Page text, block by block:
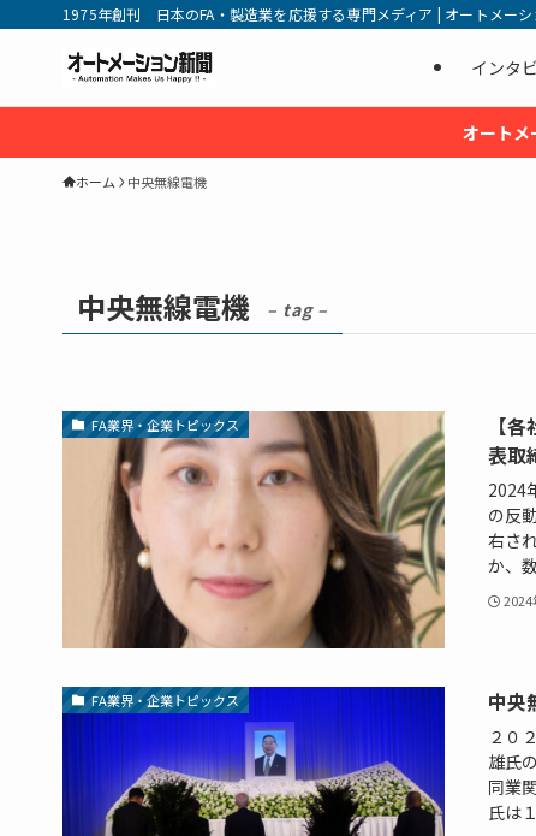
1975年創刊 日本のFA・製造業を応援する専門メディア | オートメー
インタ
オートメ
ホーム 中央無線電機
中央無線電機 – tag –
FA業界・企業トピックス
【
表取
2024
の反
右さ
か、
2024
FA業界・企業トピックス 中央
２０
雄氏
同業
氏は